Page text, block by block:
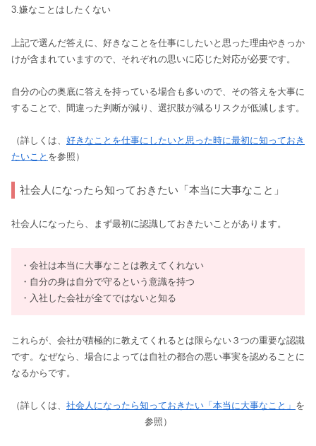
3.嫌なことはしたくない
上記で選んだ答えに、好きなことを仕事にしたいと思った理由やきっか
けが含まれていますので、それぞれの思いに応じた対応が必要です。
自分の心の奥底に答えを持っている場合も多いので、その答えを大事に
することで、間違った判断が減り、選択肢が減るリスクが低減します。
（詳しくは、 好きなことを仕事にしたいと思った時に最初に知っておき
たいこと を参照）
社会人になったら知っておきたい「本当に大事なこと」
社会人になったら、まず最初に認識しておきたいことがあります。
・会社は本当に大事なことは教えてくれない
・自分の身は自分で守るという意識を持つ
・入社した会社が全てではないと知る
これらが、会社が積極的に教えてくれるとは限らない３つの重要な認識
です。なぜなら、場合によっては自社の都合の悪い事実を認めることに
なるからです。
（詳しくは、 社会人になったら知っておきたい「本当に大事なこと」 を
参照）